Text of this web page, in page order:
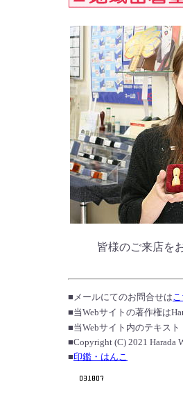
皆様のご来店を
■メールにてのお問合せは
■当Webサイトの著作権は
■当Webサイト内のテキス
■Copyright (C) 2021 Harada
■印鑑・はんこ